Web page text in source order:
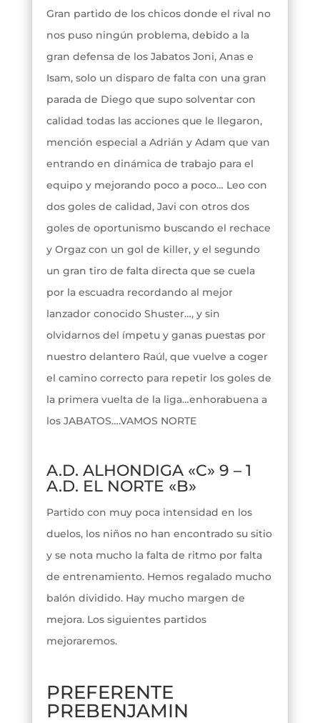
Gran partido de los chicos donde el rival no
nos puso ningún problema, debido a la
gran defensa de los Jabatos Joni, Anas e
Isam, solo un disparo de falta con una gran
parada de Diego que supo solventar con
calidad todas las acciones que le llegaron,
mención especial a Adrián y Adam que van
entrando en dinámica de trabajo para el
equipo y mejorando poco a poco… Leo con
dos goles de calidad, Javi con otros dos
goles de oportunismo buscando el rechace
y Orgaz con un gol de killer, y el segundo
un gran tiro de falta directa que se cuela
por la escuadra recordando al mejor
lanzador conocido Shuster…, y sin
olvidarnos del ímpetu y ganas puestas por
nuestro delantero Raúl, que vuelve a coger
el camino correcto para repetir los goles de
la primera vuelta de la liga…enhorabuena a
los JABATOS….VAMOS NORTE
A.D. ALHONDIGA «C» 9 – 1
A.D. EL NORTE «B»
Partido con muy poca intensidad en los
duelos, los niños no han encontrado su sitio
y se nota mucho la falta de ritmo por falta
de entrenamiento. Hemos regalado mucho
balón dividido. Hay mucho margen de
mejora. Los siguientes partidos
mejoraremos.
PREFERENTE
PREBENJAMIN